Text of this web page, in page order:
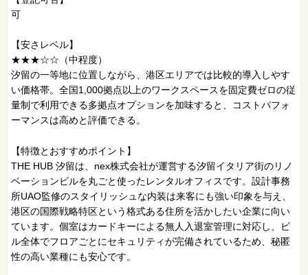
可
【安さレベル】
★★★☆☆（中程度）
汐留の一等地に位置しながら、港区エリアでは比較的導入しやす
い価格帯。全国1,000拠点以上のワークスペースを固定費ゼロの従
量制で利用できる多拠点オプションを加味すると、コストパフォ
ーマンスは高めと評価できる。
【特徴とおすすめポイント】
THE HUB 汐留は、nex株式会社が運営する汐留イタリア街のリノ
ベーションビルを丸ごと使ったレンタルオフィスです。設計事務
所UAO監修のスタイリッシュな内装は来客にも強い印象を与え、
港区の国際戦略特区という格式ある住所を活かしたい企業に向い
ています。個室はカードキーによる無人入退室管理に対応し、ビ
ル全体でフロアごとにセキュリティが完備されているため、秘匿
性の高い業種にも安心です。